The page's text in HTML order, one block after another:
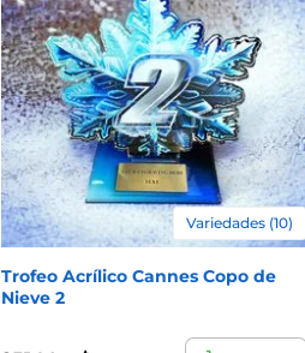
Variedades (10)
Trofeo Acrílico Cannes Copo de
Nieve 2